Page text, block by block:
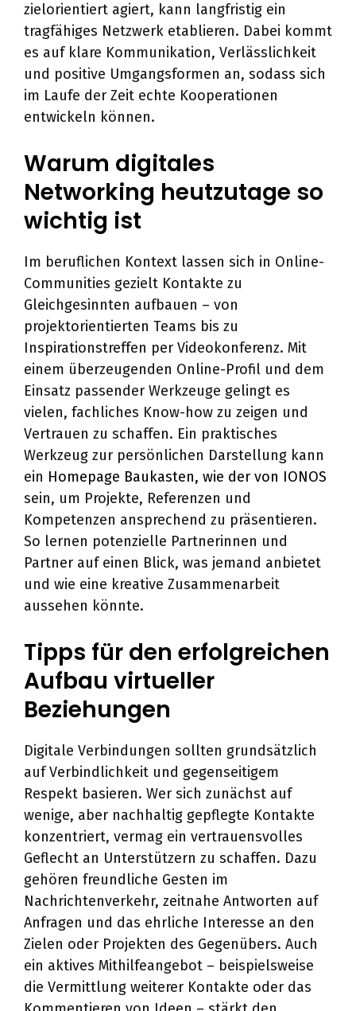
zielorientiert agiert, kann langfristig ein
tragfähiges Netzwerk etablieren. Dabei kommt
es auf klare Kommunikation, Verlässlichkeit
und positive Umgangsformen an, sodass sich
im Laufe der Zeit echte Kooperationen
entwickeln können.
Warum digitales
Networking heutzutage so
wichtig ist
Im beruflichen Kontext lassen sich in Online-
Communities gezielt Kontakte zu
Gleichgesinnten aufbauen – von
projektorientierten Teams bis zu
Inspirationstreffen per Videokonferenz. Mit
einem überzeugenden Online-Profil und dem
Einsatz passender Werkzeuge gelingt es
vielen, fachliches Know-how zu zeigen und
Vertrauen zu schaffen. Ein praktisches
Werkzeug zur persönlichen Darstellung kann
ein Homepage Baukasten, wie der von IONOS
sein, um Projekte, Referenzen und
Kompetenzen ansprechend zu präsentieren.
So lernen potenzielle Partnerinnen und
Partner auf einen Blick, was jemand anbietet
und wie eine kreative Zusammenarbeit
aussehen könnte.
Tipps für den erfolgreichen
Aufbau virtueller
Beziehungen
Digitale Verbindungen sollten grundsätzlich
auf Verbindlichkeit und gegenseitigem
Respekt basieren. Wer sich zunächst auf
wenige, aber nachhaltig gepflegte Kontakte
konzentriert, vermag ein vertrauensvolles
Geflecht an Unterstützern zu schaffen. Dazu
gehören freundliche Gesten im
Nachrichtenverkehr, zeitnahe Antworten auf
Anfragen und das ehrliche Interesse an den
Zielen oder Projekten des Gegenübers. Auch
ein aktives Mithilfeangebot – beispielsweise
die Vermittlung weiterer Kontakte oder das